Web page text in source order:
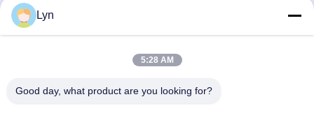
Lyn
5:28 AM
Good day, what product are you looking for?